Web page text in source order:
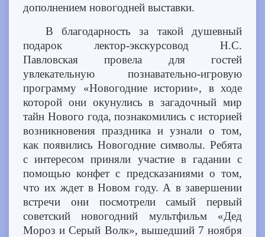
дополнением новогодней выставки.
В благодарность за такой душевный
подарок лектор-экскурсовод Н.С.
Павловская провела для гостей
увлекательную познавательно-игровую
программу «Новогодние истории», в ходе
которой они окунулись в загадочный мир
тайн Нового года, познакомились с историей
возникновения праздника и узнали о том,
как появились Новогодние символы. Ребята
с интересом приняли участие в гадании с
помощью конфет с предсказаниями о том,
что их ждет в Новом году. А в завершении
встречи они посмотрели самый первый
советский новогодний мультфильм «Дед
Мороз и Серый Волк», вышедший 7 ноября